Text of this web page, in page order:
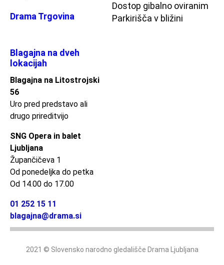
Drama Trgovina
Dostop gibalno oviranim
Parkirišča v bližini
Blagajna na dveh
lokacijah
Blagajna na Litostrojski
56
Uro pred predstavo ali
drugo prireditvijo
SNG Opera in balet
Ljubljana
Župančičeva 1
Od ponedeljka do petka
Od 14.00 do 17.00
01 252 15 11
blagajna@drama.si
2021 © Slovensko narodno gledališče Drama Ljubljana